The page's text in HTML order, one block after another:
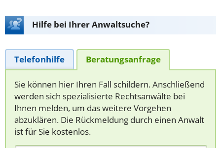
Hilfe bei Ihrer Anwaltsuche?
Telefonhilfe Beratungsanfrage
Sie können hier Ihren Fall schildern. Anschließend
werden sich spezialisierte Rechtsanwälte bei
Ihnen melden, um das weitere Vorgehen
abzuklären. Die Rückmeldung durch einen Anwalt
ist für Sie kostenlos.